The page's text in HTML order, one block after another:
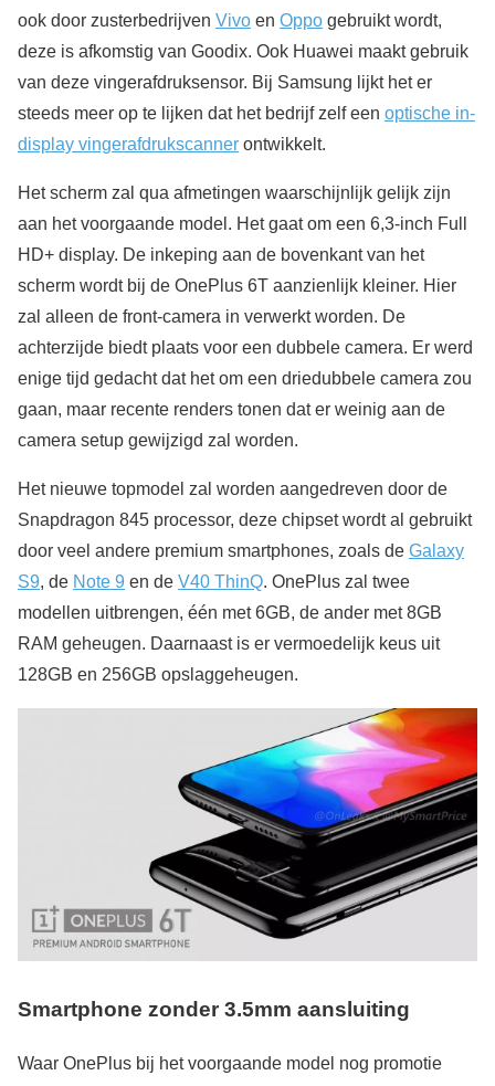
ook door zusterbedrijven Vivo en Oppo gebruikt wordt,
deze is afkomstig van Goodix. Ook Huawei maakt gebruik
van deze vingerafdruksensor. Bij Samsung lijkt het er
steeds meer op te lijken dat het bedrijf zelf een optische in-
display vingerafdrukscanner ontwikkelt.
Het scherm zal qua afmetingen waarschijnlijk gelijk zijn
aan het voorgaande model. Het gaat om een 6,3-inch Full
HD+ display. De inkeping aan de bovenkant van het
scherm wordt bij de OnePlus 6T aanzienlijk kleiner. Hier
zal alleen de front-camera in verwerkt worden. De
achterzijde biedt plaats voor een dubbele camera. Er werd
enige tijd gedacht dat het om een driedubbele camera zou
gaan, maar recente renders tonen dat er weinig aan de
camera setup gewijzigd zal worden.
Het nieuwe topmodel zal worden aangedreven door de
Snapdragon 845 processor, deze chipset wordt al gebruikt
door veel andere premium smartphones, zoals de Galaxy
S9, de Note 9 en de V40 ThinQ. OnePlus zal twee
modellen uitbrengen, één met 6GB, de ander met 8GB
RAM geheugen. Daarnaast is er vermoedelijk keus uit
128GB en 256GB opslaggeheugen.
Smartphone zonder 3.5mm aansluiting
Waar OnePlus bij het voorgaande model nog promotie